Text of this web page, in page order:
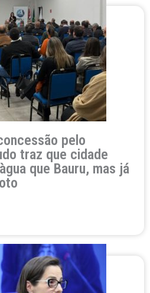
pelo
traz que cidade
que Bauru, mas já